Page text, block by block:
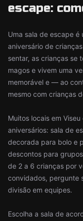
escape:
Uma sala de escape
aniversário de
sentar, as crianças se
magos e vivem uma
memorável e — ao
mesmo com crianças
Muitos locais em
aniversários: sala de
decorada para bolo e
descontos para
de 2 a 6 crianças por
convidados, pergunte
divisão em equipes.
Escolha a sala de